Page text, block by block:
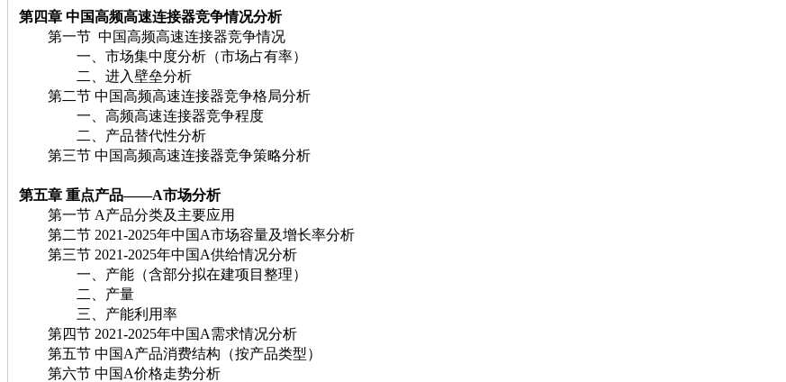
第四章 中国高频高速连接器竞争情况分析
第一节 中国高频高速连接器竞争情况
一、市场集中度分析（市场占有率）
二、进入壁垒分析
第二节 中国高频高速连接器竞争格局分析
一、高频高速连接器竞争程度
二、产品替代性分析
第三节 中国高频高速连接器竞争策略分析
第五章 重点产品——A市场分析
第一节 A产品分类及主要应用
第二节 2021-2025年中国A市场容量及增长率分析
第三节 2021-2025年中国A供给情况分析
一、产能（含部分拟在建项目整理）
二、产量
三、产能利用率
第四节 2021-2025年中国A需求情况分析
第五节 中国A产品消费结构（按产品类型）
第六节 中国A价格走势分析